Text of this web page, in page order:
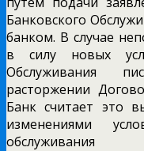
Банковского
банком. В случае
в силу новых
Обслуживания
расторжении
Банк считает это
изменениями
обслуживания